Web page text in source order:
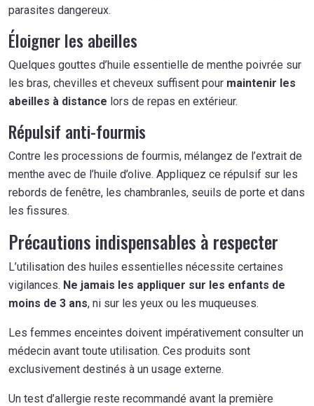
parasites dangereux.
Éloigner les abeilles
Quelques gouttes d’huile essentielle de menthe poivrée sur
les bras, chevilles et cheveux suffisent pour maintenir les
abeilles à distance lors de repas en extérieur.
Répulsif anti-fourmis
Contre les processions de fourmis, mélangez de l’extrait de
menthe avec de l’huile d’olive. Appliquez ce répulsif sur les
rebords de fenêtre, les chambranles, seuils de porte et dans
les fissures.
Précautions indispensables à respecter
L’utilisation des huiles essentielles nécessite certaines
vigilances. Ne jamais les appliquer sur les enfants de
moins de 3 ans, ni sur les yeux ou les muqueuses.
Les femmes enceintes doivent impérativement consulter un
médecin avant toute utilisation. Ces produits sont
exclusivement destinés à un usage externe.
Un test d’allergie reste recommandé avant la première